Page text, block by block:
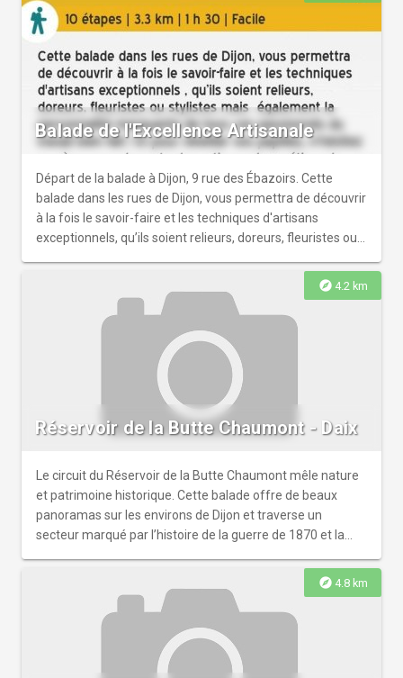
Balade de l'Excellence Artisanale
Départ de la balade à Dijon, 9 rue des Ébazoirs. Cette
balade dans les rues de Dijon, vous permettra de découvrir
à la fois le savoir-faire et les techniques d'artisans
exceptionnels, qu’ils soient relieurs, doreurs, fleuristes ou
tous ces passionnés du travail bien fait ! Et pour réveiller
vos papilles, n’hésitez pas à pousser la porte des artisans
des métiers de bouche de « L’excellence Artisanale » qui
explore 4.2 km
Réservoir de la Butte Chaumont - Daix
Le circuit du Réservoir de la Butte Chaumont mêle nature
et patrimoine historique. Cette balade offre de beaux
panoramas sur les environs de Dijon et traverse un
secteur marqué par l’histoire de la guerre de 1870 et la
explore 4.8 km